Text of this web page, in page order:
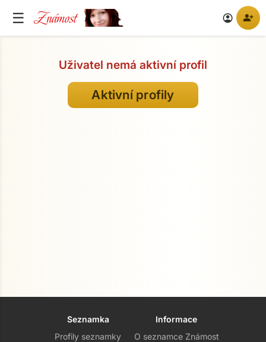
☰ Známost account_circle person_add
Uživatel nemá aktivní profil
Aktivní profily
Seznamka
Profily seznamky
Informace
O seznamce Známost